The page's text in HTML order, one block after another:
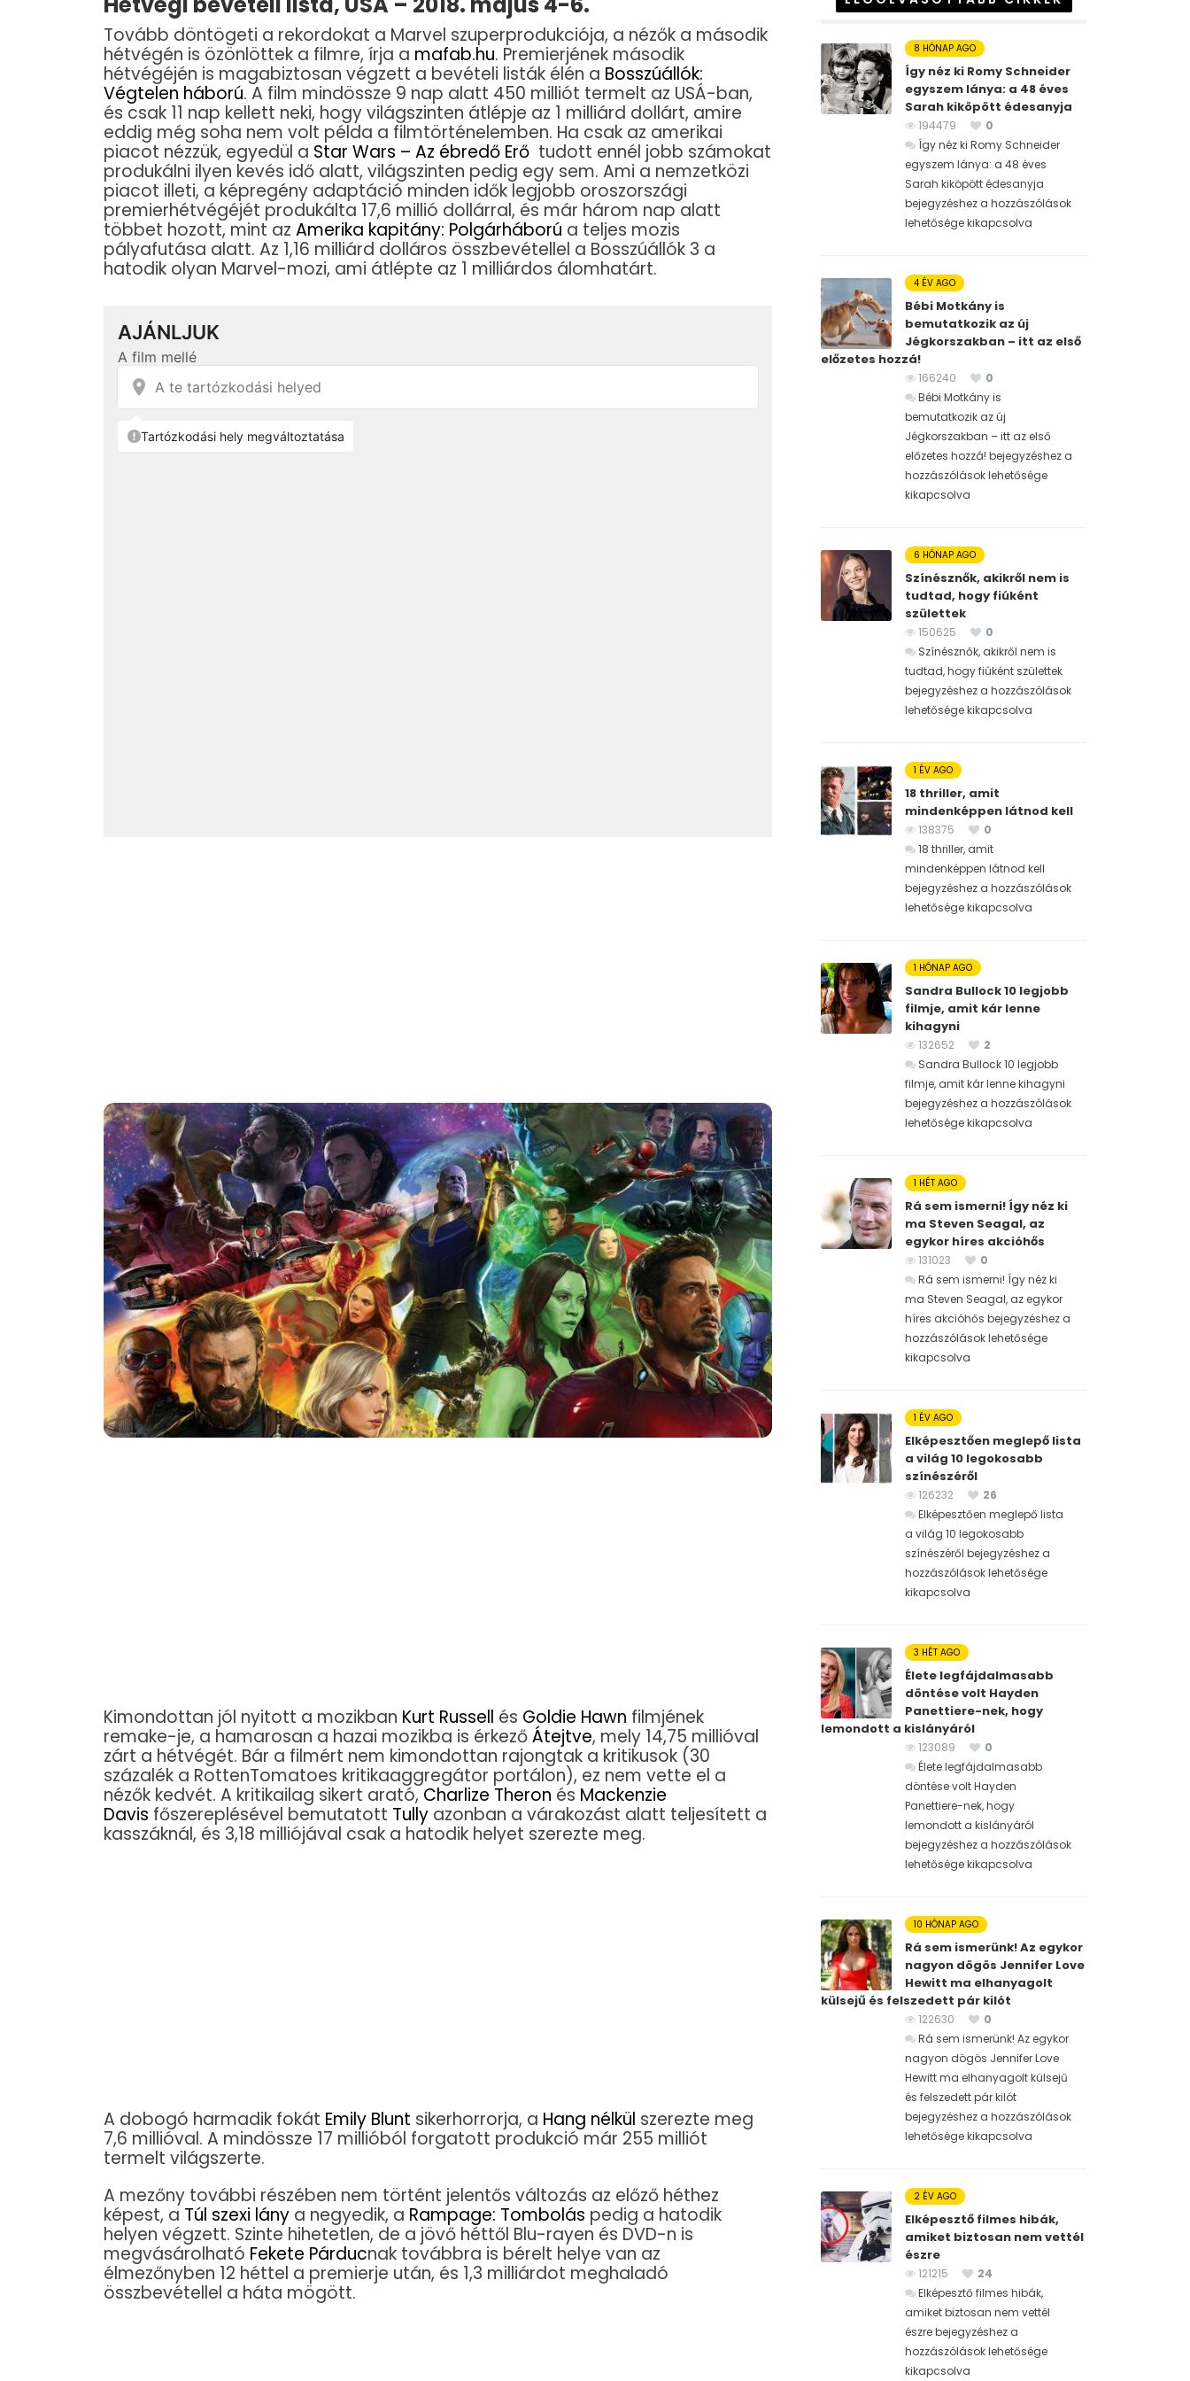
Tovább döntögeti a rekordokat a Marvel szuperprodukciója, a nézők a második
hétvégén is özönlöttek a filmre, írja a mafab.hu. Premierjének második
hétvégéjén is magabiztosan végzett a bevételi listák élén a Bosszúállók:
Végtelen háború. A film mindössze 9 nap alatt 450 milliót termelt az USÁ-ban,
és csak 11 nap kellett neki, hogy világszinten átlépje az 1 milliárd dollárt, amire
eddig még soha nem volt példa a filmtörténelemben. Ha csak az amerikai
piacot nézzük, egyedül a Star Wars – Az ébredő Erő tudott ennél jobb számokat
produkálni ilyen kevés idő alatt, világszinten pedig egy sem. Ami a nemzetközi
piacot illeti, a képregény adaptáció minden idők legjobb oroszországi
premierhétvégéjét produkálta 17,6 millió dollárral, és már három nap alatt
többet hozott, mint az Amerika kapitány: Polgárháború a teljes mozis
pályafutása alatt. Az 1,16 milliárd dolláros összbevétellel a Bosszúállók 3 a
hatodik olyan Marvel-mozi, ami átlépte az 1 milliárdos álomhatárt.
Kimondottan jól nyitott a mozikban Kurt Russell és Goldie Hawn filmjének
remake-je, a hamarosan a hazai mozikba is érkezőÁtejtve, mely 14,75 millióval
zárt a hétvégét. Bár a filmért nem kimondottan rajongtak a kritikusok (30
százalék a RottenTomatoes kritikaaggregátor portálon), ez nem vette el a
nézők kedvét. A kritikailag sikert arató, Charlize Theron és Mackenzie
Davis főszereplésével bemutatott Tully azonban a várakozást alatt teljesített a
kasszáknál, és 3,18 milliójával csak a hatodik helyet szerezte meg.
A dobogó harmadik fokát Emily Blunt sikerhorrorja, a Hang nélkül szerezte meg
7,6 millióval. A mindössze 17 millióból forgatott produkció már 255 milliót
termelt világszerte.
A mezőny további részében nem történt jelentős változás az előző héthez
képest, a Túl szexi lány a negyedik, a Rampage: Tombolás pedig a hatodik
helyen végzett. Szinte hihetetlen, de a jövő héttől Blu-rayen és DVD-n is
megvásárolható Fekete Párducnak továbbra is bérelt helye van az
élmezőnyben 12 héttel a premierje után, és 1,3 milliárdot meghaladó
összbevétellel a háta mögött.
8 HÓNAP AGO
Így néz ki Romy Schneider
egyszem lánya: a 48 éves
Sarah kiköpött édesanyja
194479
0
Így néz ki Romy Schneider
egyszem lánya: a 48 éves
Sarah kiköpött édesanyja
bejegyzéshez a hozzászólások
lehetősége kikapcsolva
4 ÉV AGO
Bébi Motkány is
bemutatkozik az új
Jégkorszakban – itt az első
előzetes hozzá!
166240
0
Bébi Motkány is
bemutatkozik az új
Jégkorszakban – itt az első
előzetes hozzá! bejegyzéshez a
hozzászólások lehetősége
kikapcsolva
6 HÓNAP AGO
Színésznők, akikről nem is
tudtad, hogy fiúként
születtek
150625
0
Színésznők, akikről nem is
tudtad, hogy fiúként születtek
bejegyzéshez a hozzászólások
lehetősége kikapcsolva
1 ÉV AGO
18 thriller, amit
mindenképpen látnod kell
138375
0
18 thriller, amit
mindenképpen látnod kell
bejegyzéshez a hozzászólások
lehetősége kikapcsolva
1 HÓNAP AGO
Sandra Bullock 10 legjobb
filmje, amit kár lenne
kihagyni
132652
2
Sandra Bullock 10 legjobb
filmje, amit kár lenne kihagyni
bejegyzéshez a hozzászólások
lehetősége kikapcsolva
1 HÉT AGO
Rá sem ismerni! Így néz ki
ma Steven Seagal, az
egykor híres akcióhős
131023
0
Rá sem ismerni! Így néz ki
ma Steven Seagal, az egykor
híres akcióhős bejegyzéshez a
hozzászólások lehetősége
kikapcsolva
1 ÉV AGO
Elképesztően meglepő lista
a világ 10 legokosabb
színészéről
126232
26
Elképesztően meglepő lista
a világ 10 legokosabb
színészéről bejegyzéshez a
hozzászólások lehetősége
kikapcsolva
3 HÉT AGO
Élete legfájdalmasabb
döntése volt Hayden
Panettiere-nek, hogy
lemondott a kislányáról
123089
0
Élete legfájdalmasabb
döntése volt Hayden
Panettiere-nek, hogy
lemondott a kislányáról
bejegyzéshez a hozzászólások
lehetősége kikapcsolva
10 HÓNAP AGO
Rá sem ismerünk! Az egykor
nagyon dögös Jennifer Love
Hewitt ma elhanyagolt
külsejű és felszedett pár kilót
122630
0
Rá sem ismerünk! Az egykor
nagyon dögös Jennifer Love
Hewitt ma elhanyagolt külsejű
és felszedett pár kilót
bejegyzéshez a hozzászólások
lehetősége kikapcsolva
2 ÉV AGO
Elképesztő filmes hibák,
amiket biztosan nem vettél
észre
121215
24
Elképesztő filmes hibák,
amiket biztosan nem vettél
észre bejegyzéshez a
hozzászólások lehetősége
kikapcsolva